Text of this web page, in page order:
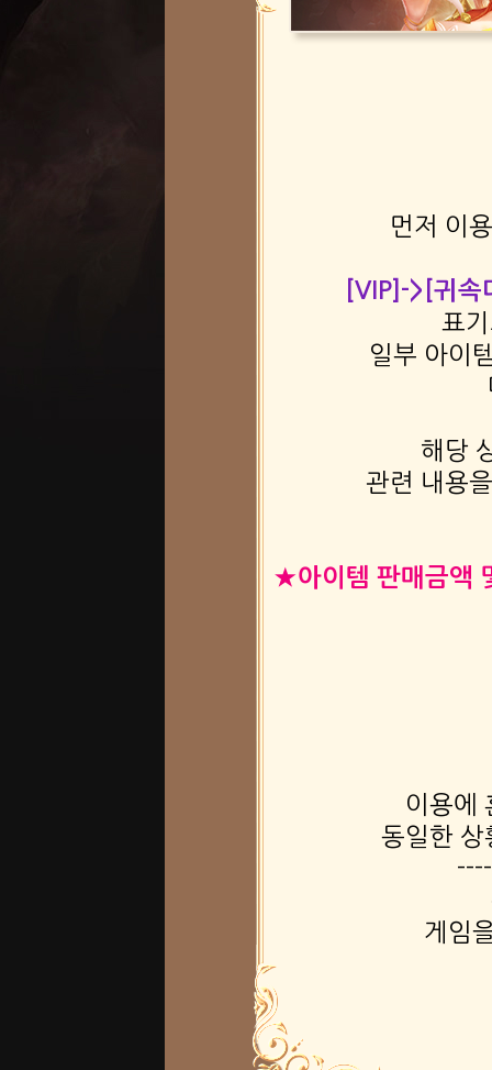
먼저 이
[VIP]->[귀
표
일부 아이
해당
관련 내용
★아이템 판매금액
이용에
동일한 상
게임